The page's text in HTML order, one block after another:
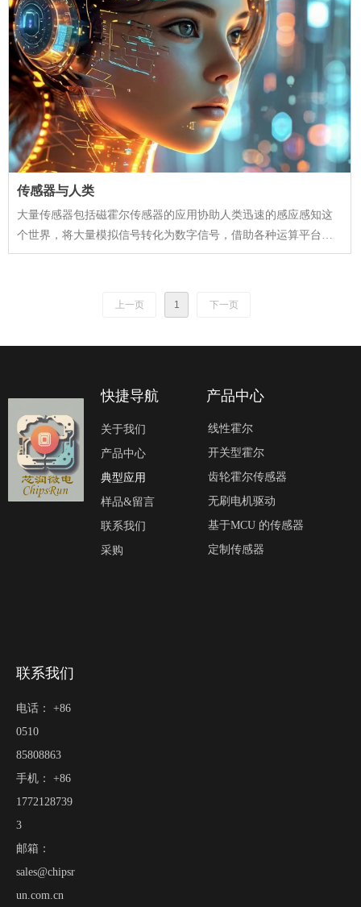
传感器与人类
大量传感器包括磁霍尔传感器的应用协助人类迅速的感应感知这
个世界，将大量模拟信号转化为数字信号，借助各种运算平台，
让人类更快的掌握这个世界。
上一页 1 下一页
快捷导航
关于我们
产品中心
典型应用
样品&留言
联系我们
采购
产品中心
线性霍尔
开关型霍尔
齿轮霍尔传感器
无刷电机驱动
基于MCU 的传感器
定制传感器
联系我们
电话： +86
0510
85808863
手机： +86
1772128739
3
邮箱：
sales@chipsr
un.com.cn